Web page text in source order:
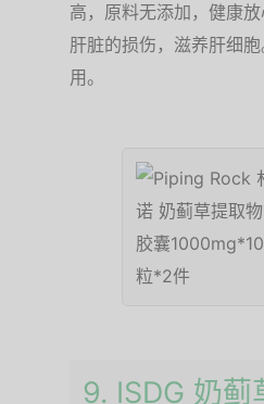
高，原料无添加，健康
肝脏的损伤，滋养肝细
用。
9. ISDG 奶蓟